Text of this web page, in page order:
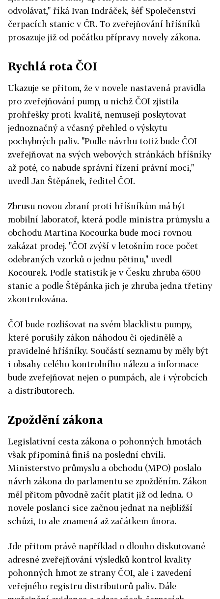
odvolávat," říká Ivan Indráček, šéf Společenství
čerpacích stanic v ČR. To zveřejňování hříšníků
prosazuje již od počátku přípravy novely zákona.
Rychlá rota ČOI
Ukazuje se přitom, že v novele nastavená pravidla
pro zveřejňování pump, u nichž ČOI zjistila
prohřešky proti kvalitě, nemusejí poskytovat
jednoznačný a včasný přehled o výskytu
pochybných paliv. "Podle návrhu totiž bude ČOI
zveřejňovat na svých webových stránkách hříšníky
až poté, co nabude správní řízení právní moci,"
uvedl Jan Štěpánek, ředitel ČOI.
Zbrusu novou zbraní proti hříšníkům má být
mobilní laboratoř, která podle ministra průmyslu a
obchodu Martina Kocourka bude moci rovnou
zakázat prodej. "ČOI zvýší v letošním roce počet
odebraných vzorků o jednu pětinu," uvedl
Kocourek. Podle statistik je v Česku zhruba 6500
stanic a podle Štěpánka jich je zhruba jedna třetiny
zkontrolována.
ČOI bude rozlišovat na svém blacklistu pumpy,
které porušily zákon náhodou či ojedinělě a
pravidelné hříšníky. Součástí seznamu by měly být
i obsahy celého kontrolního nálezu a informace
bude zveřejňovat nejen o pumpách, ale i výrobcích
a distributorech.
Zpoždění zákona
Legislativní cesta zákona o pohonných hmotách
však připomíná finiš na poslední chvíli.
Ministerstvo průmyslu a obchodu (MPO) poslalo
návrh zákona do parlamentu se zpožděním. Zákon
měl přitom původně začít platit již od ledna. O
novele poslanci sice začnou jednat na nejbližší
schůzi, to ale znamená až začátkem února.
Jde přitom právě například o dlouho diskutované
adresné zveřejňování výsledků kontrol kvality
pohonných hmot ze strany ČOI, ale i zavedení
veřejného registru distributorů paliv. Dále